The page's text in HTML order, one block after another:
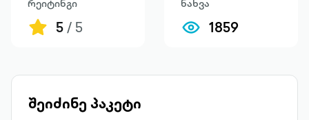
რეიტინგი
5/ 5
ნახვა
1859
შეიძინე პაკეტი